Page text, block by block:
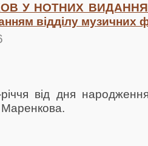
У НОТНИХ
відділу музичних
від дня
Маренкова.